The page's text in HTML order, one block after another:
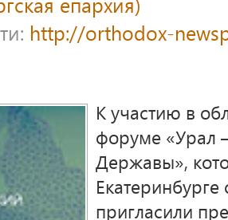
http://orthodox-
К участию в
форуме «Урал
Державы»,
пригласили